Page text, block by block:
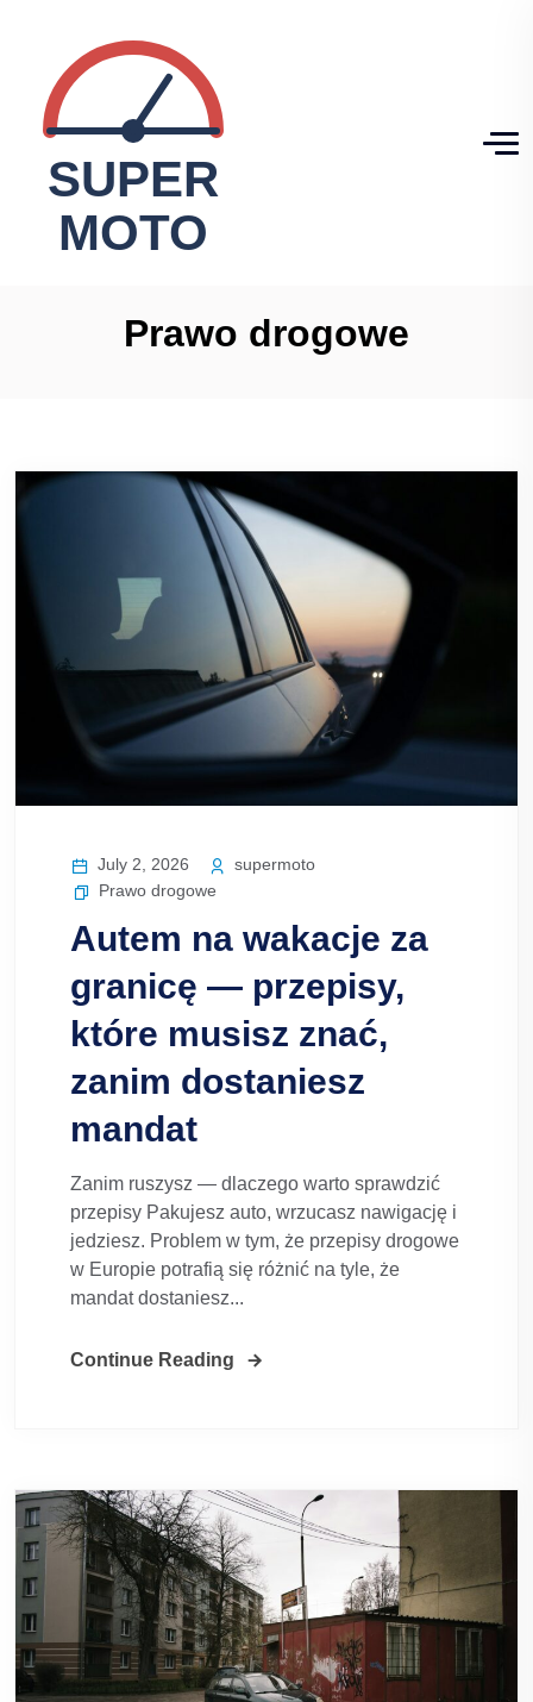
Prawo drogowe
July 2, 2026
supermoto
Prawo drogowe
Autem na wakacje za
granicę — przepisy,
które musisz znać,
zanim dostaniesz
mandat
Zanim ruszysz — dlaczego warto sprawdzić
przepisy Pakujesz auto, wrzucasz nawigację i
jedziesz. Problem w tym, że przepisy drogowe
w Europie potrafią się różnić na tyle, że
mandat dostaniesz...
Continue Reading